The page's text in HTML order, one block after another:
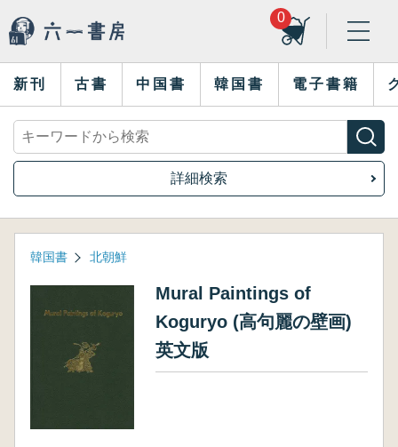
0
新刊 古書 中国書 韓国書 電子書籍
詳細検索
韓国書 北朝鮮
Mural Paintings of
Koguryo (高句麗の壁画)
英文版